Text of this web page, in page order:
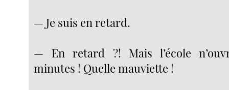
— Je suis en retard.
— En retard ?! Mais l’école
minutes ! Quelle mauviette !